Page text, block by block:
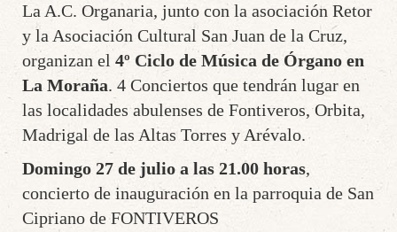
La A.C. Organaria, junto con la asociación Retor
y la Asociación Cultural San Juan de la Cruz,
organizan el 4º Ciclo de Música de Órgano en
La Moraña. 4 Conciertos que tendrán lugar en
las localidades abulenses de Fontiveros, Orbita,
Madrigal de las Altas Torres y Arévalo.
Domingo 27 de julio a las 21.00 horas,
concierto de inauguración en la parroquia de San
Cipriano de FONTIVEROS